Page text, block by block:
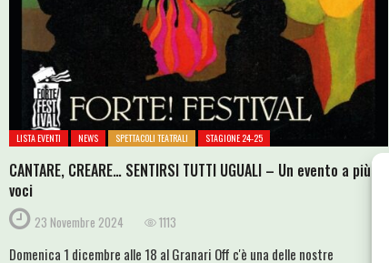
LISTA EVENTI NEWS SPETTACOLI TEATRALI STAGIONE 24-25
CANTARE, CREARE… SENTIRSI TUTTI UGUALI – Un evento a più
voci
23 Novembre 2024 1113
Domenica 1 dicembre alle 18 al Granari Off c'è una delle nostre